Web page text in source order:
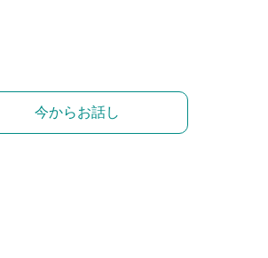
今からお話し